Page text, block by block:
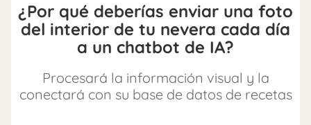
¿Por qué deberías enviar una foto
del interior de tu nevera cada día
a un chatbot de IA?
Procesará la información visual y la
conectará con su base de datos de recetas